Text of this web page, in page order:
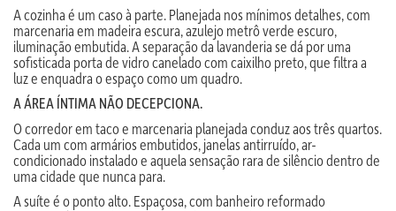
A cozinha é um caso à parte. Planejada nos mínimos detalhes, com
marcenaria em madeira escura, azulejo metrô verde escuro,
iluminação embutida. A separação da lavanderia se dá por uma
sofisticada porta de vidro canelado com caixilho preto, que filtra a
luz e enquadra o espaço como um quadro.
A ÁREA ÍNTIMA NÃO DECEPCIONA.
O corredor em taco e marcenaria planejada conduz aos três quartos.
Cada um com armários embutidos, janelas antirruído, ar-
condicionado instalado e aquela sensação rara de silêncio dentro de
uma cidade que nunca para.
A suíte é o ponto alto. Espaçosa, com banheiro reformado